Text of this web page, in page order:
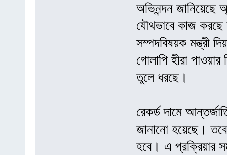
অভিনন্দন জানিয়েছে
যৌথভাবে কাজ করছে
সম্পদবিষয়ক মন্ত্রী
গোলাপি হীরা
তুলে ধরছে।
রেকর্ড দামে
জানানো হয়েছে।
হবে। এ প্রক্রিয়ার